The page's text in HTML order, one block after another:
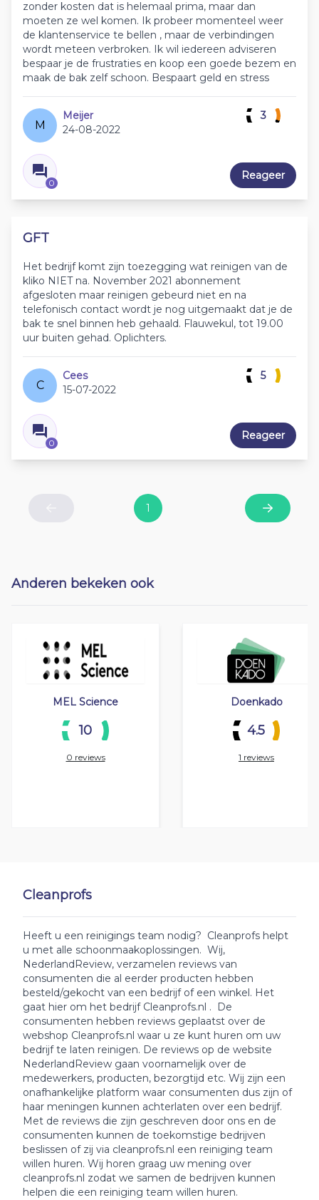
Cleanprofs
Heeft u een reinigings team nodig? Cleanprofs helpt
u met alle schoonmaakoplossingen. Wij,
NederlandReview, verzamelen reviews van
consumenten die al eerder producten hebben
besteld/gekocht van een bedrijf of een winkel. Het
gaat hier om het bedrijf Cleanprofs.nl . De
consumenten hebben reviews geplaatst over de
webshop Cleanprofs.nl waar u ze kunt huren om uw
bedrijf te laten reinigen. De reviews op de website
NederlandReview gaan voornamelijk over de
medewerkers, producten, bezorgtijd etc. Wij zijn een
onafhankelijke platform waar consumenten dus zijn of
haar meningen kunnen achterlaten over een bedrijf.
Met de reviews die zijn geschreven door ons en de
consumenten kunnen de toekomstige bedrijven
beslissen of zij via cleanprofs.nl een reiniging team
willen huren. Wij horen graag uw mening over
cleanprofs.nl zodat we samen de bedrijven kunnen
helpen die een reiniging team willen huren.
zonder kosten dat is helemaal prima, maar dan
moeten ze wel komen. Ik probeer momenteel weer
de klantenservice te bellen , maar de verbindingen
wordt meteen verbroken. Ik wil iedereen adviseren
bespaar je de frustraties en koop een goede bezem en
maak de bak zelf schoon. Bespaart geld en stress
M
Meijer
24-08-2022
0
3
Reageer
GFT
Het bedrijf komt zijn toezegging wat reinigen van de
kliko NIET na. November 2021 abonnement
afgesloten maar reinigen gebeurd niet en na
telefonisch contact wordt je nog uitgemaakt dat je de
bak te snel binnen heb gehaald. Flauwekul, tot 19.00
uur buiten gehad. Oplichters.
C
Cees
15-07-2022
0
5
Reageer
1 Next
Anderen bekeken ook
MEL Science
10
0 reviews
Doenkado
4.5
1 reviews